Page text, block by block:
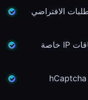
الافتراضي
فلتر anti-SSRF يحجب الطلبات نحو نطاقات IP خاصة
حدّ معدّل لكل IP لمنع إساءة الاستخدام. hCaptcha